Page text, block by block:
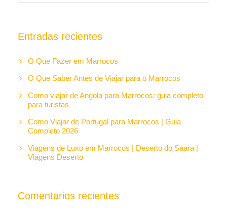
Entradas recientes
O Que Fazer em Marrocos
O Que Saber Antes de Viajar para o Marrocos
Como viajar de Angola para Marrocos: guia completo
para turistas
Como Viajar de Portugal para Marrocos | Guia
Completo 2026
Viagens de Luxo em Marrocos | Deserto do Saara |
Viagens Deserto
Comentarios recientes